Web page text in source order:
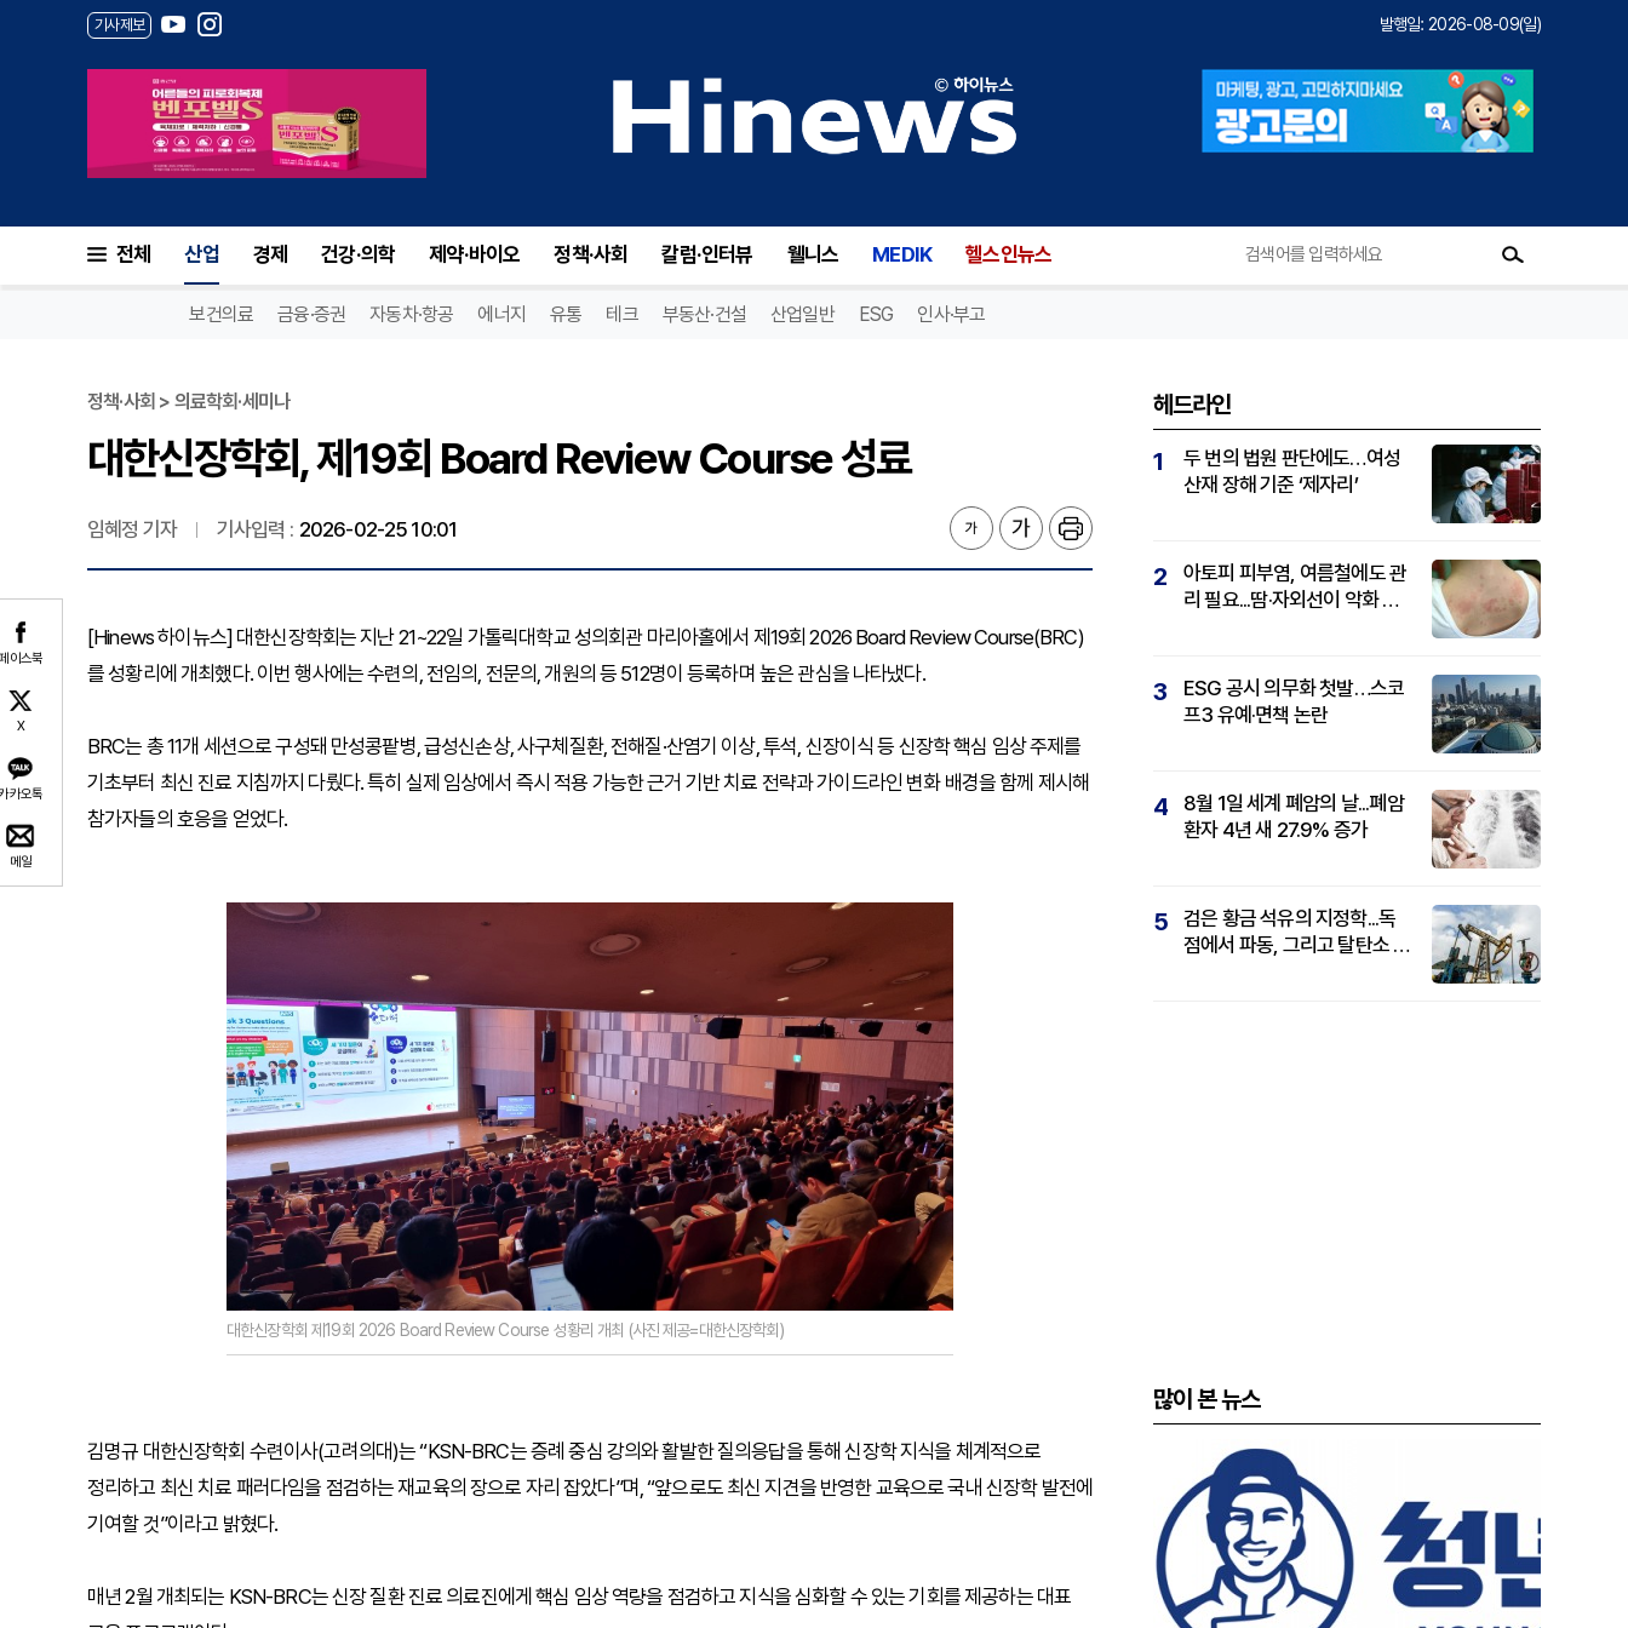
기사제보 발행일: 2026-08-09(일)
전체 산업 경제 건강·의학 제약·바이오 정책·사회 칼럼·인터뷰 웰니스 MEDIK 헬스인뉴스
보건의료 금융·증권 자동차·항공 에너지 유통 테크 부동산·건설 산업일반 ESG 인사·부고
이스북
X
카오톡
메일
정책·사회 > 의료학회·세미나
대한신장학회, 제19회 Board Review Course 성료
임혜정 기자 기사입력 : 2026-02-25 10:01
[Hinews 하이뉴스] 대한신장학회는 지난 21~22일 가톨릭대학교 성의회관 마리아홀에서 제19회 2026 Board Review Course(BRC)
를 성황리에 개최했다. 이번 행사에는 수련의, 전임의, 전문의, 개원의 등 512명이 등록하며 높은 관심을 나타냈다.
BRC는 총 11개 세션으로 구성돼 만성콩팥병, 급성신손상, 사구체질환, 전해질·산염기 이상, 투석, 신장이식 등 신장학 핵심 임상 주제를
기초부터 최신 진료 지침까지 다뤘다. 특히 실제 임상에서 즉시 적용 가능한 근거 기반 치료 전략과 가이드라인 변화 배경을 함께 제시해
참가자들의 호응을 얻었다.
대한신장학회 제19회 2026 Board Review Course 성황리 개최 (사진 제공=대한신장학회)
김명규 대한신장학회 수련이사(고려의대)는 “KSN-BRC는 증례 중심 강의와 활발한 질의응답을 통해 신장학 지식을 체계적으로
정리하고 최신 치료 패러다임을 점검하는 재교육의 장으로 자리 잡았다”며, “앞으로도 최신 지견을 반영한 교육으로 국내 신장학 발전에
기여할 것”이라고 밝혔다.
매년 2월 개최되는 KSN-BRC는 신장 질환 진료 의료진에게 핵심 임상 역량을 점검하고 지식을 심화할 수 있는 기회를 제공하는 대표
헤드라인
1
두 번의 법원 판단에도…여성
산재 장해 기준 ‘제자리’
2
아토피 피부염, 여름철에도 관
리 필요...땀·자외선이 악화 요
3
ESG 공시 의무화 첫발…스코
프3 유예·면책 논란
4
8월 1일 세계 폐암의 날...폐암
환자 4년 새 27.9% 증가
5
검은 황금 석유의 지정학...독
점에서 파동, 그리고 탈탄소 패
많이 본 뉴스